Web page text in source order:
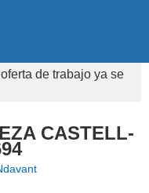
de trabajo ya se
CASTELL-